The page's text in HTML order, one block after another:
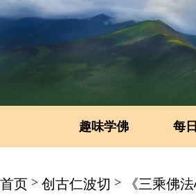
趣味学佛 每
首页 > 创古仁波切 > 《三乘佛